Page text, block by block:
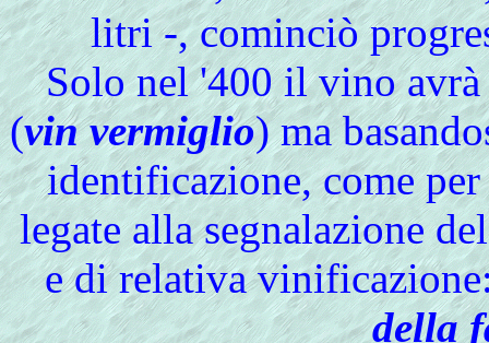
litri -, cominciò
Solo nel '400 il vino
(vin vermiglio) ma
identificazione, come
legate alla segnalazione
e di relativa
della